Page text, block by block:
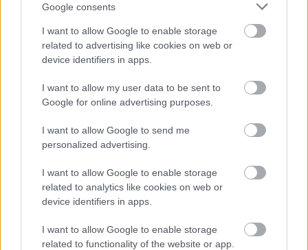
Google consents
I want to allow Google to enable storage
related to advertising like cookies on web or
device identifiers in apps.
I want to allow my user data to be sent to
Google for online advertising purposes.
I want to allow Google to send me
personalized advertising.
I want to allow Google to enable storage
related to analytics like cookies on web or
device identifiers in apps.
I want to allow Google to enable storage
related to functionality of the website or app.
Fahéj Bt.